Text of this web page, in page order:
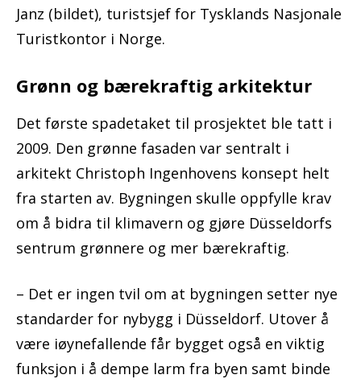
Janz (bildet), turistsjef for Tysklands Nasjonale
Turistkontor i Norge.
Grønn og bærekraftig arkitektur
Det første spadetaket til prosjektet ble tatt i
2009. Den grønne fasaden var sentralt i
arkitekt Christoph Ingenhovens konsept helt
fra starten av. Bygningen skulle oppfylle krav
om å bidra til klimavern og gjøre Düsseldorfs
sentrum grønnere og mer bærekraftig.
– Det er ingen tvil om at bygningen setter nye
standarder for nybygg i Düsseldorf. Utover å
være iøynefallende får bygget også en viktig
funksjon i å dempe larm fra byen samt binde